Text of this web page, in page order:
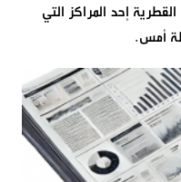
إحد المراكز التي
أمس.